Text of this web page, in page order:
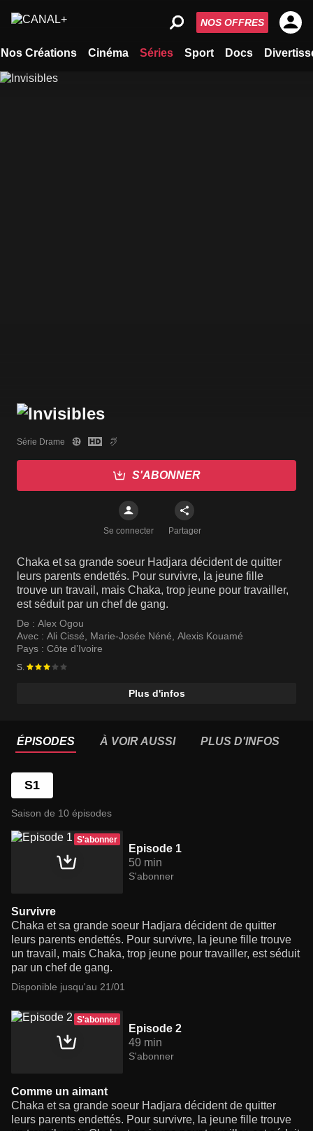
Nos Créations Cinéma Séries Sport Docs
NOS OFFRES
Série Drame
S'ABONNER
Se connecter Partager
Chaka et sa grande soeur Hadjara décident de quitter
leurs parents endettés. Pour survivre, la jeune fille
trouve un travail, mais Chaka, trop jeune pour travailler,
est séduit par un chef de gang.
De : Alex Ogou
Avec : Ali Cissé, Marie-Josée Néné, Alexis Kouamé
Pays : Côte d’Ivoire
S.
Plus d'infos
ÉPISODES À VOIR AUSSI PLUS D'INFOS
S1
Saison de 10 épisodes
S'abonner
Episode 1
50 min
S'abonner
Survivre
Chaka et sa grande soeur Hadjara décident de quitter
leurs parents endettés. Pour survivre, la jeune fille trouve
un travail, mais Chaka, trop jeune pour travailler, est séduit
par un chef de gang.
Disponible jusqu'au 21/01
S'abonner
Episode 2
49 min
S'abonner
Comme un aimant
Chaka et sa grande soeur Hadjara décident de quitter
leurs parents endettés. Pour survivre, la jeune fille trouve